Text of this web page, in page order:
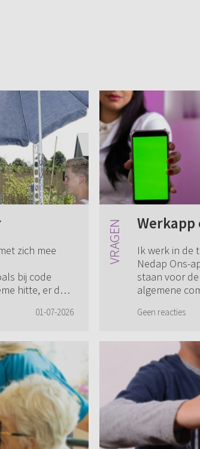
zich mee
bij code
hitte, er dan
01-07-2026
Ik werk in de
Nedap Ons-
staan voor
algemene
nieuwe klant
Geen reacties